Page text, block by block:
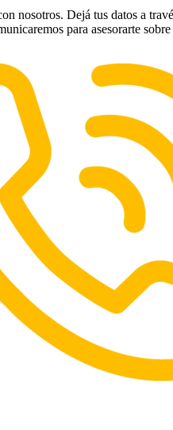
nosotros. Dejá tus datos a
para asesorarte sobre